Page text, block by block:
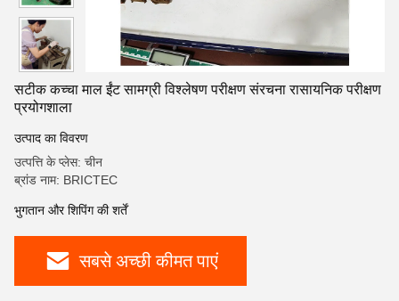
सटीक कच्चा माल ईंट सामग्री विश्लेषण परीक्षण संरचना रासायनिक परीक्षण
प्रयोगशाला
उत्पाद का विवरण
उत्पत्ति के प्लेस: चीन
ब्रांड नाम: BRICTEC
भुगतान और शिपिंग की शर्तें
सबसे अच्छी कीमत पाएं